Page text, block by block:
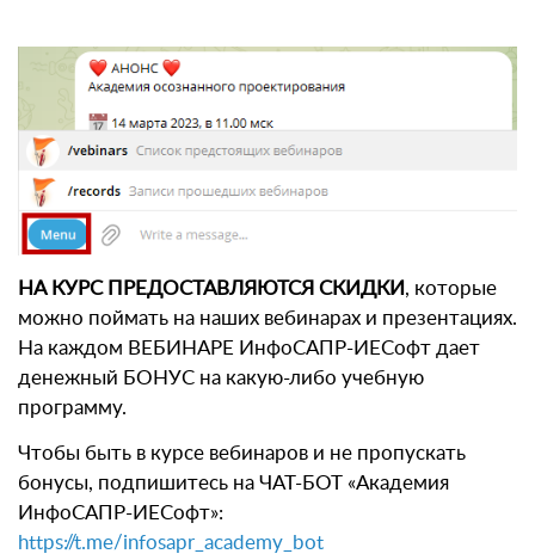
НА КУРС ПРЕДОСТАВЛЯЮТСЯ СКИДКИ , которые
можно поймать на наших вебинарах и презентациях.
На каждом ВЕБИНАРЕ ИнфоСАПР-ИЕСофт дает
денежный БОНУС на какую-либо учебную
программу.
Чтобы быть в курсе вебинаров и не пропускать
бонусы, подпишитесь на ЧАТ-БОТ «Академия
ИнфоСАПР-ИЕСофт»:
https://t.me/infosapr_academy_bot